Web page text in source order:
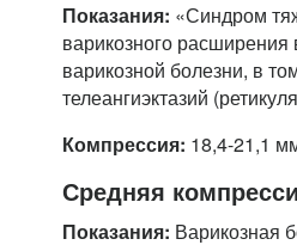
Показания: «Синдром
варикозного
варикозной болезни, в
телеангиэктазий
Компрессия: 18,4-21,1
Средняя
Показания: Варикозная